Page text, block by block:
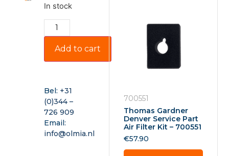
In stock
Add to cart
Bel: +31
(0)344 –
726 909
Email:
info@olmia.nl
700551
Thomas Gardner
Denver Service Part
Air Filter Kit – 700551
€57.90